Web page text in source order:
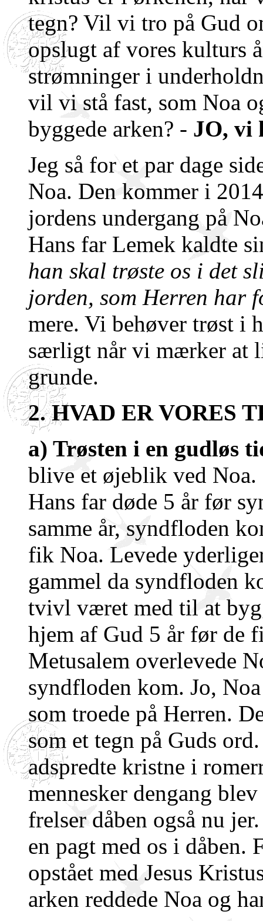
tegn? Vil vi tro på Gud
opslugt af vores kulturs
strømninger i
vil vi stå fast, som Noa
byggede arken? - JO, vi
Jeg så for et par dage
Noa. Den kommer i
jordens undergang på
Hans far Lemek kaldte
han skal trøste os i det
jorden, som Herren har
mere. Vi behøver trøst i
særligt når vi mærker at
grunde.
2. HVAD ER VORES
a) Trøsten i en gudløs
blive et øjeblik ved Noa.
Hans far døde 5 år før
samme år, syndfloden
fik Noa. Levede
gammel da syndfloden
tvivl været med til at
hjem af Gud 5 år før de
Metusalem overlevede
syndfloden kom. Jo,
som troede på Herren.
som et tegn på Guds
adspredte kristne i
mennesker dengang
frelser dåben også nu
en pagt med os i dåben.
opstået med Jesus
arken reddede Noa og